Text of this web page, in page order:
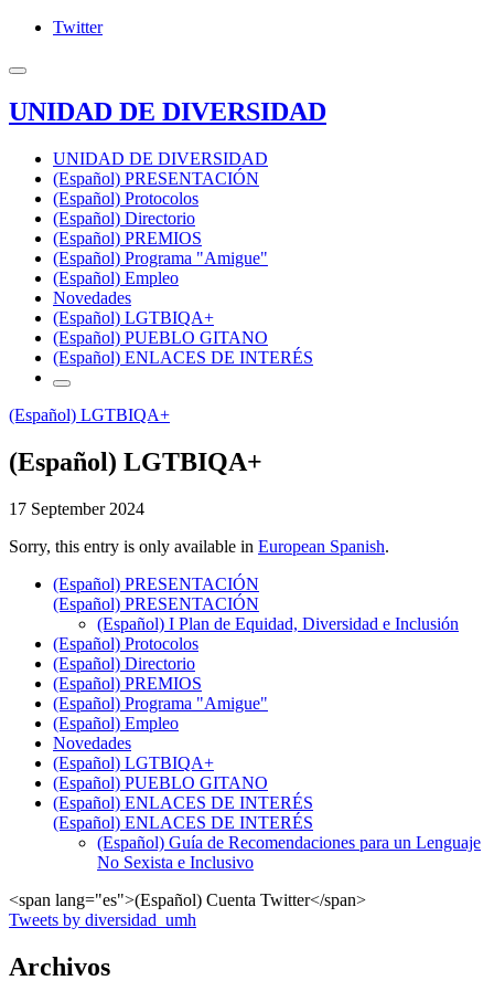
Twitter
UNIDAD DE DIVERSIDAD
UNIDAD DE DIVERSIDAD
(Español) PRESENTACIÓN
(Español) Protocolos
(Español) Directorio
(Español) PREMIOS
(Español) Programa "Amigue"
(Español) Empleo
Novedades
(Español) LGTBIQA+
(Español) PUEBLO GITANO
(Español) ENLACES DE INTERÉS
(Español) LGTBIQA+
(Español) LGTBIQA+
17 September 2024
Sorry, this entry is only available in European Spanish.
(Español) PRESENTACIÓN
(Español) PRESENTACIÓN
(Español) I Plan de Equidad, Diversidad e Inclusión
(Español) Protocolos
(Español) Directorio
(Español) PREMIOS
(Español) Programa "Amigue"
(Español) Empleo
Novedades
(Español) LGTBIQA+
(Español) PUEBLO GITANO
(Español) ENLACES DE INTERÉS
(Español) ENLACES DE INTERÉS
(Español) Guía de Recomendaciones para un Lenguaje
No Sexista e Inclusivo
<span lang="es">(Español) Cuenta Twitter</span>
Tweets by diversidad_umh
Archivos